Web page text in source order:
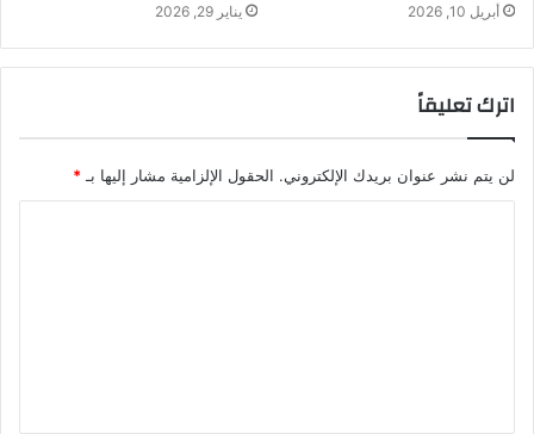
أبريل 10, 2026 يناير 29, 2026
اترك تعليقاً
لن يتم نشر عنوان بريدك الإلكتروني. الحقول الإلزامية مشار إليها بـ*